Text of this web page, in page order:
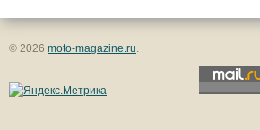
© 2026 moto-magazine.ru.